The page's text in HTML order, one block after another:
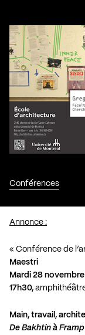
Conférences
Annonce :
« Conférence de
Maestri
Mardi 28 novembre
17h30,
Main, travail,
De Bakhtin à